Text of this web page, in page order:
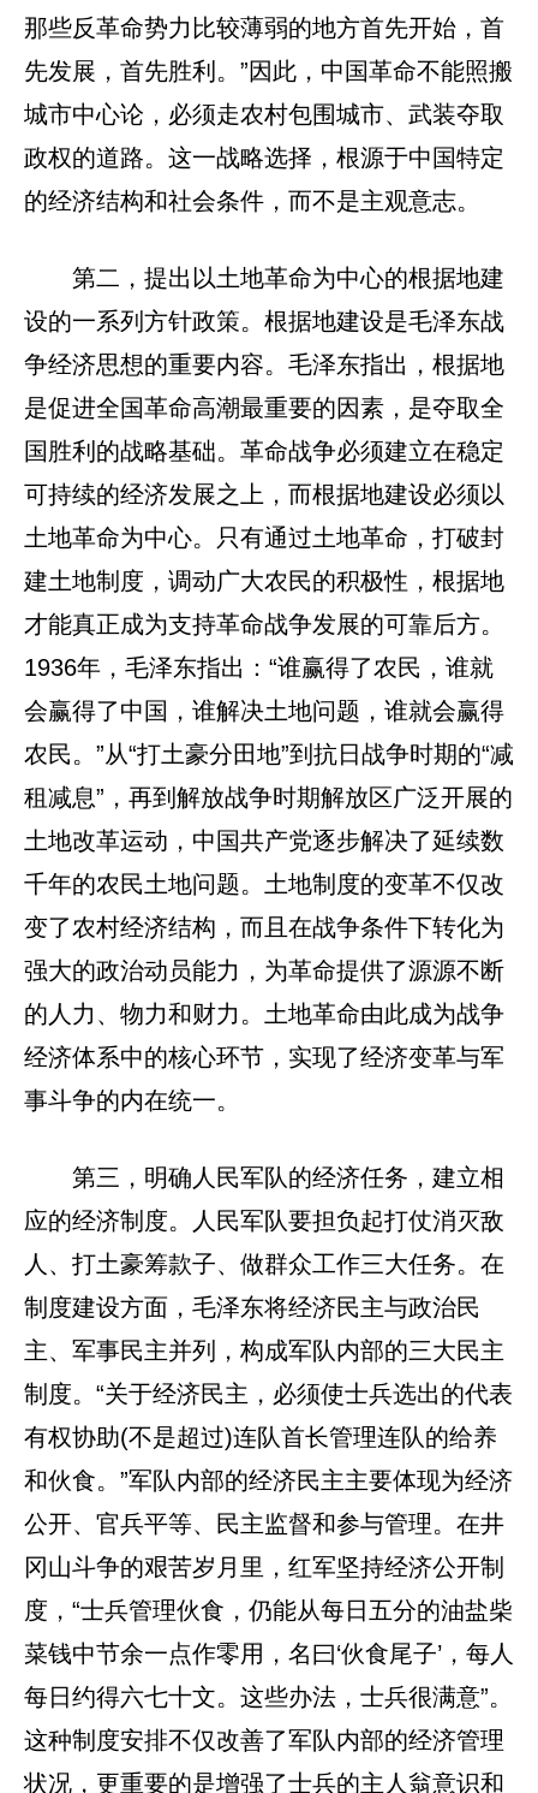
那些反革命势力比较薄弱的地方首先开始，首
先发展，首先胜利。”因此，中国革命不能照搬
城市中心论，必须走农村包围城市、武装夺取
政权的道路。这一战略选择，根源于中国特定
的经济结构和社会条件，而不是主观意志。
第二，提出以土地革命为中心的根据地建
设的一系列方针政策。根据地建设是毛泽东战
争经济思想的重要内容。毛泽东指出，根据地
是促进全国革命高潮最重要的因素，是夺取全
国胜利的战略基础。革命战争必须建立在稳定
可持续的经济发展之上，而根据地建设必须以
土地革命为中心。只有通过土地革命，打破封
建土地制度，调动广大农民的积极性，根据地
才能真正成为支持革命战争发展的可靠后方。
1936年，毛泽东指出：“谁赢得了农民，谁就
会赢得了中国，谁解决土地问题，谁就会赢得
农民。”从“打土豪分田地”到抗日战争时期的“减
租减息”，再到解放战争时期解放区广泛开展的
土地改革运动，中国共产党逐步解决了延续数
千年的农民土地问题。土地制度的变革不仅改
变了农村经济结构，而且在战争条件下转化为
强大的政治动员能力，为革命提供了源源不断
的人力、物力和财力。土地革命由此成为战争
经济体系中的核心环节，实现了经济变革与军
事斗争的内在统一。
第三，明确人民军队的经济任务，建立相
应的经济制度。人民军队要担负起打仗消灭敌
人、打土豪筹款子、做群众工作三大任务。在
制度建设方面，毛泽东将经济民主与政治民
主、军事民主并列，构成军队内部的三大民主
制度。“关于经济民主，必须使士兵选出的代表
有权协助(不是超过)连队首长管理连队的给养
和伙食。”军队内部的经济民主主要体现为经济
公开、官兵平等、民主监督和参与管理。在井
冈山斗争的艰苦岁月里，红军坚持经济公开制
度，“士兵管理伙食，仍能从每日五分的油盐柴
菜钱中节余一点作零用，名曰‘伙食尾子’，每人
每日约得六七十文。这些办法，士兵很满意”。
这种制度安排不仅改善了军队内部的经济管理
状况，更重要的是增强了士兵的主人翁意识和